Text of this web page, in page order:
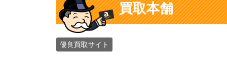
買取本舗
優良買取サイト